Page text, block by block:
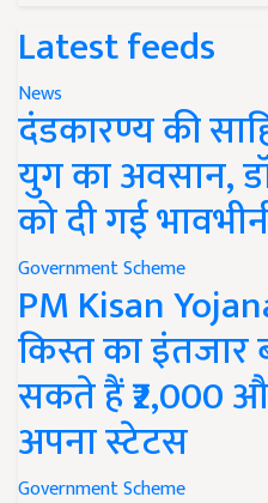
Latest feeds
News
दंडकारण्य की
युग का अवसान,
को दी गई
Government Scheme
PM Kisan
किस्त का
सकते हैं ₹2,000
अपना स्टेटस
Government Scheme